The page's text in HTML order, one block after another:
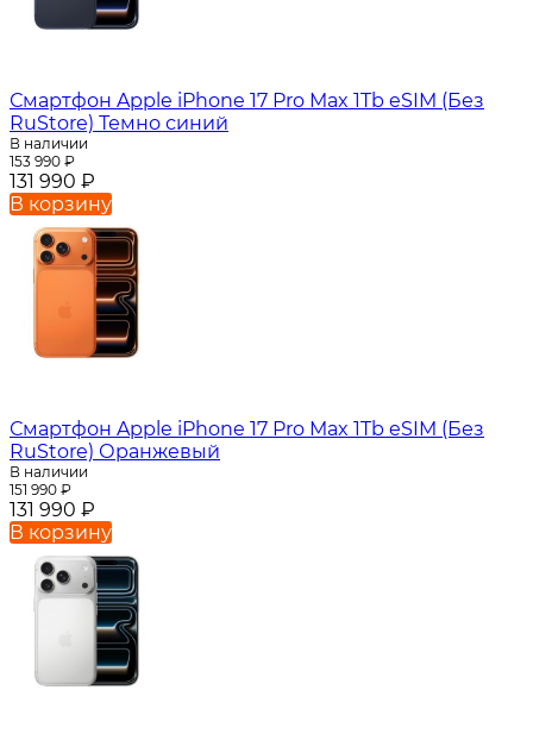
Смартфон Apple iPhone 17 Pro Max 1Tb eSIM (Без
RuStore) Темно синий
В наличии
153 990 ₽
131 990 ₽
В корзину
Смартфон Apple iPhone 17 Pro Max 1Tb eSIM (Без
RuStore) Оранжевый
В наличии
151 990 ₽
131 990 ₽
В корзину